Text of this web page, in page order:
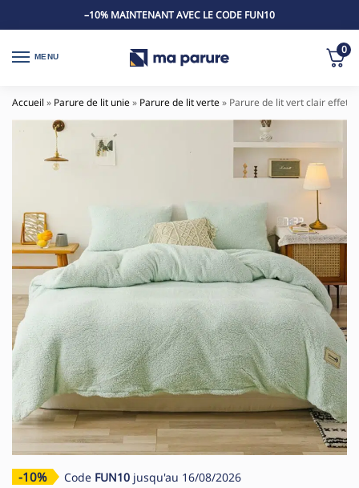
–10% MAINTENANT AVEC LE CODE FUN10
MENU
0
Accueil » Parure de lit unie» Parure de lit verte» Parure de lit vert clair effet
-10% Code FUN10 jusqu'au 16/08/2026